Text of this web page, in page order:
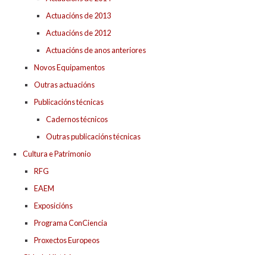
Actuacións de 2013
Actuacións de 2012
Actuacións de anos anteriores
Novos Equipamentos
Outras actuacións
Publicacións técnicas
Cadernos técnicos
Outras publicacións técnicas
Cultura e Patrimonio
RFG
EAEM
Exposicións
Programa ConCiencia
Proxectos Europeos